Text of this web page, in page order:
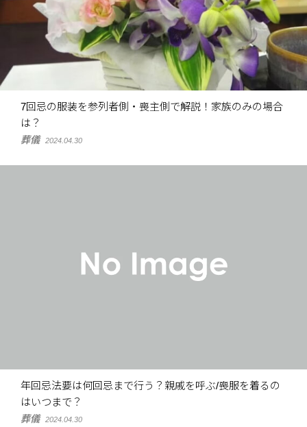
7回忌の服装を参列者側・喪主側で解説！家族のみの場合
は？
葬儀 2024.04.30
年回忌法要は何回忌まで行う？親戚を呼ぶ/喪服を着るの
はいつまで？
葬儀 2024.04.30